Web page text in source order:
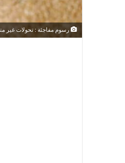
رسوم مفاجئة : تحولات غير